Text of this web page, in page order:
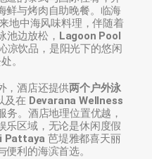
鲜与烤肉自助晚餐。临海
地中海风味料理，伴随着
池边放松， Lagoon Pool
凉饮品，是阳光下的悠闲
。
，酒店还提供两个户外泳
及在 Devarana Wellness
务。酒店地理位置优越，
乐区域，无论是休闲度假
Pattaya芭堤雅都喜天丽
利的海滨首选。